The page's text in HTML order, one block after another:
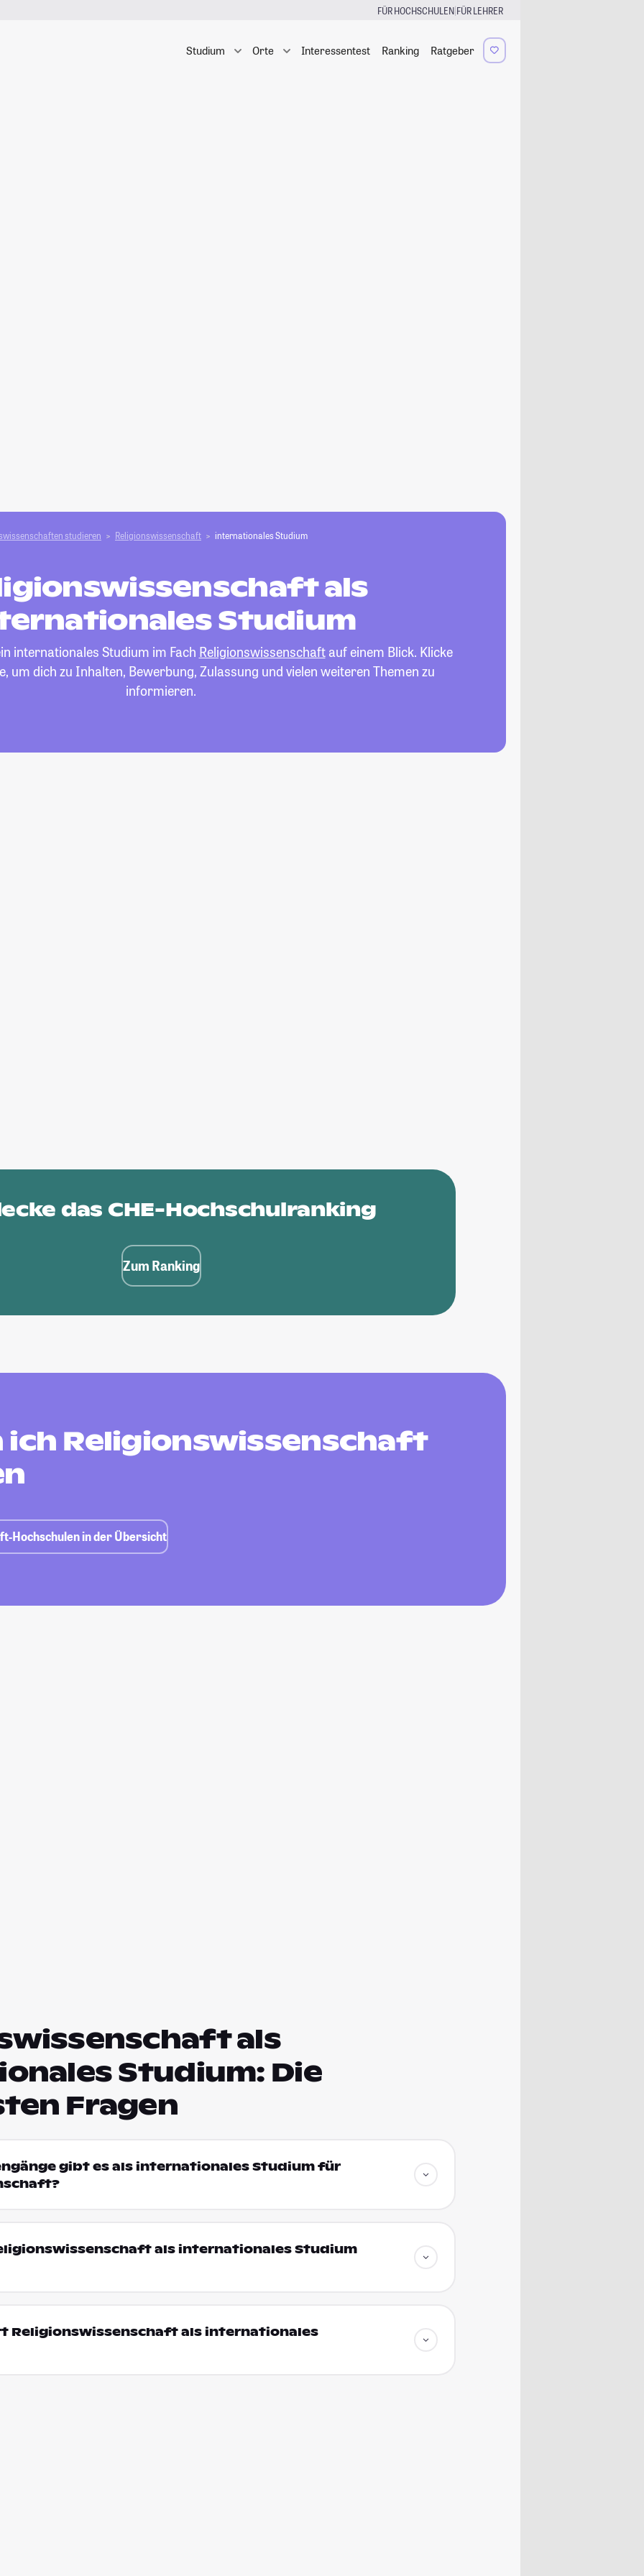
FÜR HOCHSCHULEN|FÜR LEHRER
Studium Orte Interessentest Ranking Ratgeber
studieren Religionswissenschaft internationales Studium
als
Studium
internationales Studium im Fach Religionswissenschaftauf einem Blick. Klicke
um dich zu Inhalten, Bewerbung, Zulassung und vielen weiteren Themen zu
informieren.
das CHE-Hochschulranking
Zum Ranking
ich Religionswissenschaft
Hochschulen in der Übersicht
als
Studium: Die
Fragen
gibt es als internationales Studium für
als internationales Studium
Religionswissenschaft als internationales